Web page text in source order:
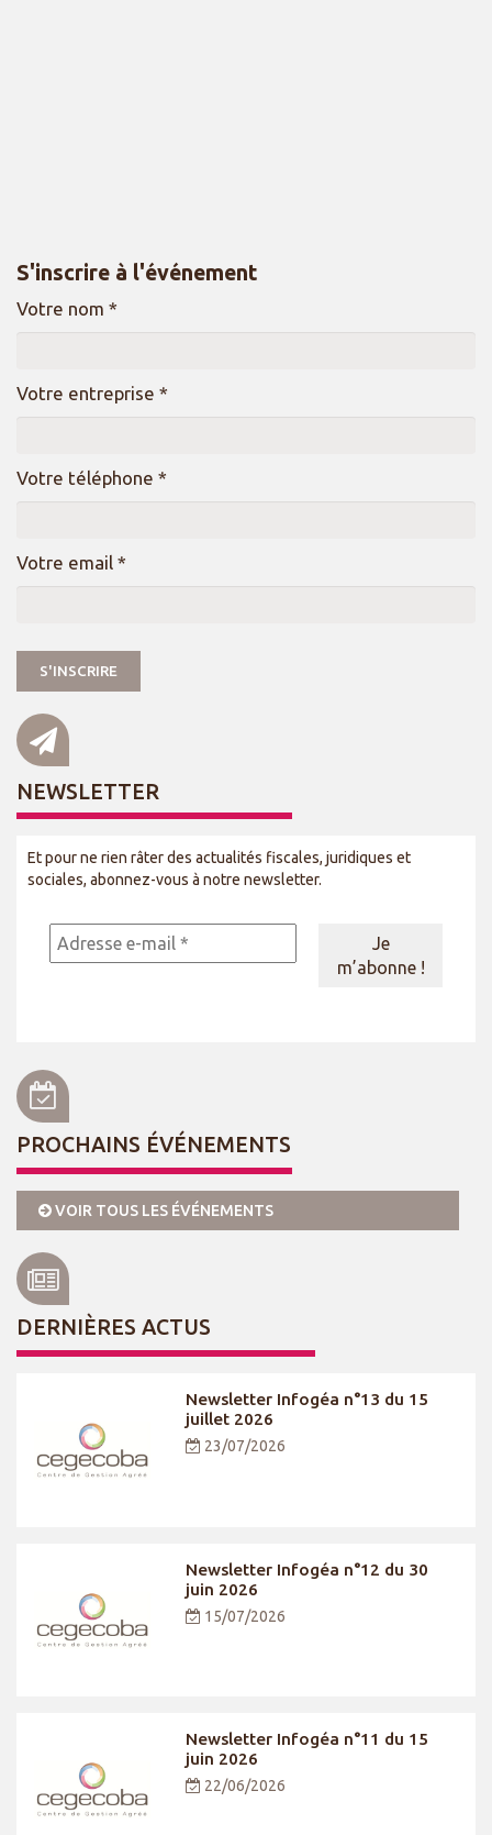
S'inscrire à l'événement
Votre nom *
Votre entreprise *
Votre téléphone *
Votre email *
NEWSLETTER
Et pour ne rien râter des actualités fiscales, juridiques et
sociales, abonnez-vous à notre newsletter.
PROCHAINS ÉVÉNEMENTS
VOIR TOUS LES ÉVÉNEMENTS
DERNIÈRES ACTUS
Newsletter Infogéa n°13 du 15
juillet 2026
23/07/2026
Newsletter Infogéa n°12 du 30
juin 2026
15/07/2026
Newsletter Infogéa n°11 du 15
juin 2026
22/06/2026